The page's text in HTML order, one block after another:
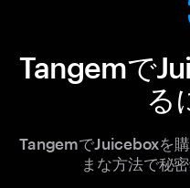
Tangemで
る
TangemでJuiceboxを
まな方法で秘